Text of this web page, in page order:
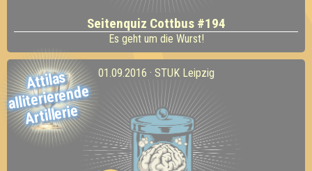
Seitenquiz Cottbus #194
Es geht um die Wurst!
Attilas
alliterierende
Artillerie
01.09.2016 · STUK Leipzig